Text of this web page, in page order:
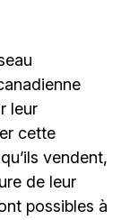
leur
cette
vendent,
de leur
possibles à